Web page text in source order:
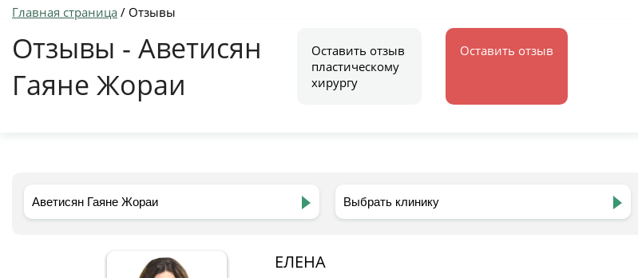
Главная страница / Отзывы
Отзывы - Аветисян
Гаяне Жораи
Оставить отзыв
пластическому
хирургу
Оставить отзыв
ЕЛЕНА